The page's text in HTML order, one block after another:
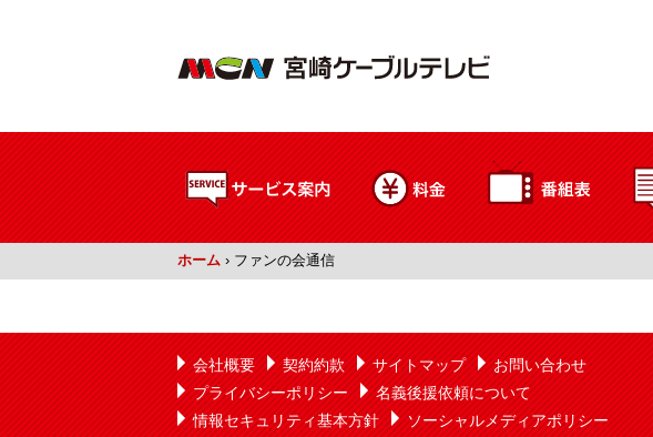
ホーム › ファンの会通信
会社概要 契約約款 サイトマップ
お問い合わせ
プライバシーポリシー
名義後援依頼について
情報セキュリティ基本方針
ソーシャルメディアポリシー